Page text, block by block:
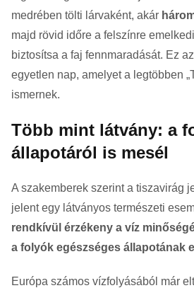
medrében tölti lárvaként, akár
majd rövid időre a felszínre
biztosítsa a faj fennmaradását. Ez
egyetlen nap, amelyet a legtöbben
ismernek.
Több mint látvány: a
állapotáról is mesél
A szakemberek szerint a tiszavirág
jelent egy látványos természeti
rendkívül érzékeny a víz
a folyók egészséges állapotának
Európa számos vízfolyásából már